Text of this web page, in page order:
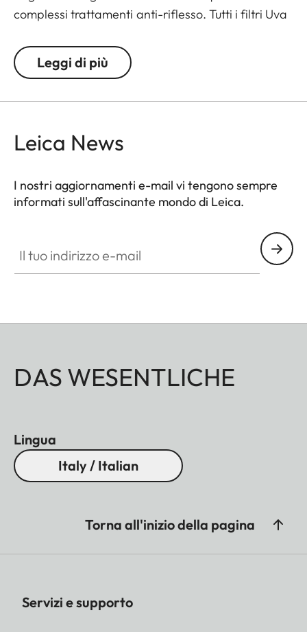
complessi trattamenti anti-riflesso. Tutti i filtri Uva
poter ospitare ulteriori filtri o tappi. I filtri UVa sono
un’ideale protezione permanente per tutti gli
Leggi di più
Leica News
I nostri aggiornamenti e-mail vi tengono sempre
informati sull'affascinante mondo di Leica.
DAS WESENTLICHE
Lingua
Italy / Italian
Torna all'inizio della pagina
Servizi e supporto